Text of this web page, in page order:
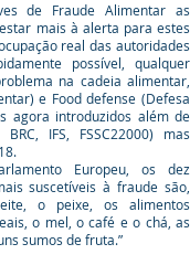
de Fraude Alimentar as
mais à alerta para estes
real das autoridades
possível, qualquer
na cadeia alimentar,
e Food defense (Defesa
agora introduzidos além de
IFS, FSSC22000) mas
Europeu, os dez
suscetíveis à fraude são,
o peixe, os alimentos
o mel, o café e o chá, as
sumos de fruta.”